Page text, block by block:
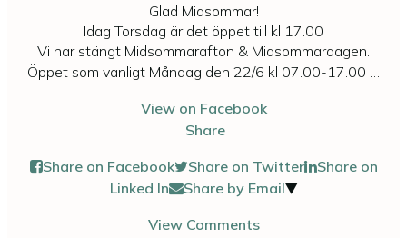
Glad Midsommar!
Idag Torsdag är det öppet till kl 17.00
Vi har stängt Midsommarafton & Midsommardagen.
Öppet som vanligt Måndag den 22/6 kl 07.00-17.00 …
View on Facebook
·Share
Share on Facebook
Share on Twitter
Share on
Linked In
Share by Email
View Comments